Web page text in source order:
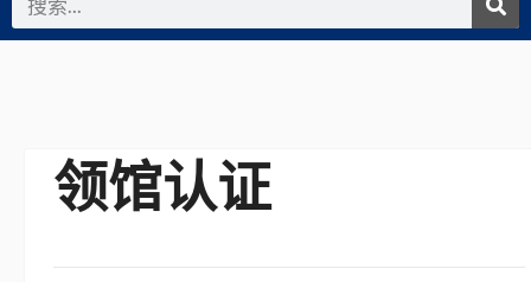
索
领馆认证